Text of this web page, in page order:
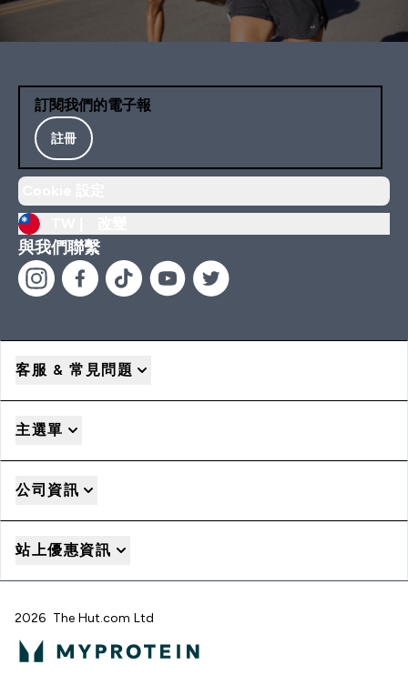
訂閱我們的電子報
註冊
與我們聯繫
客服 & 常見問題
主選單
公司資訊
站上優惠資訊
2026 The Hut.com Ltd